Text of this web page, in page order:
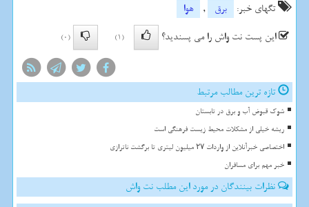
تگهای خبر:
برق ,
هوا
این پست نت واش را می پسندید؟
(1)
(0)
تازه ترین مطالب مرتبط
شوک قبوض آب و برق در تابستان
ریشه خیلی از مشکلات محیط زیست فرهنگی است
اختصاصی خبرآنلاین از واردات ۲۷ میلیون لیتری تا برگشت ناترازی
خبر مهم برای مسافران
نظرات بینندگان در مورد این مطلب نت واش